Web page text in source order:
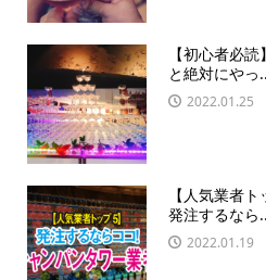
【初心者必
と絶対にやっ
2022.01.25
【人気業者
発注するなら
2022.01.19